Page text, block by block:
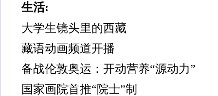
生活:
大学生镜头里的西藏
藏语动画频道开播
备战伦敦奥运：开动营养“源动力”
国家画院首推“院士”制